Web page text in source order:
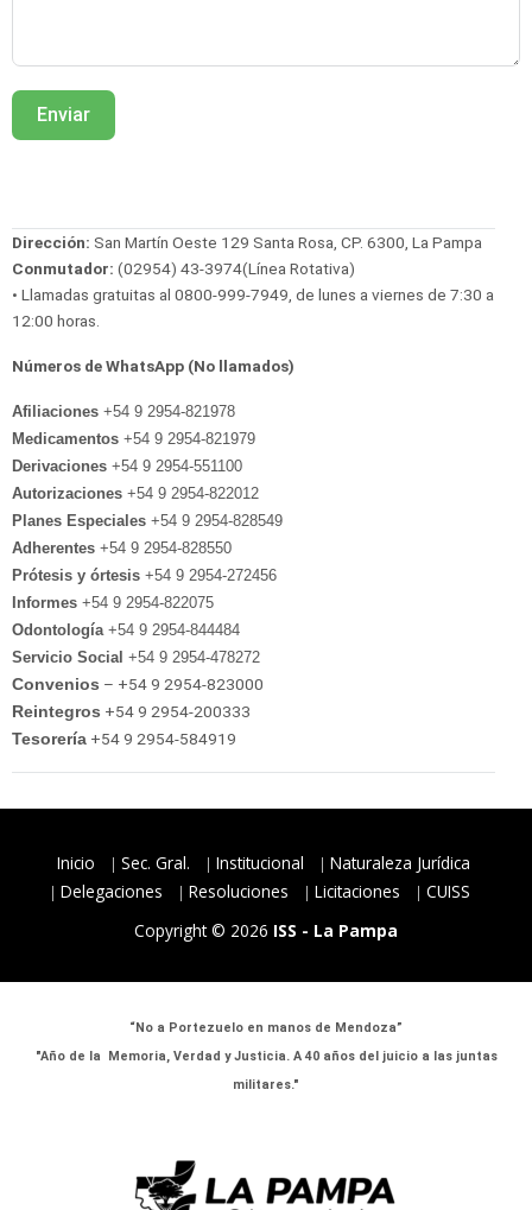
Enviar
Dirección: San Martín Oeste 129 Santa Rosa, CP. 6300, La Pampa
Conmutador: (02954) 43-3974(Línea Rotativa)
• Llamadas gratuitas al 0800-999-7949, de lunes a viernes de 7:30 a
12:00 horas.
Números de WhatsApp (No llamados)
Afiliaciones +54 9 2954-821978
Medicamentos +54 9 2954-821979
Derivaciones +54 9 2954-551100
Autorizaciones +54 9 2954-822012
Planes Especiales +54 9 2954-828549
Adherentes +54 9 2954-828550
Prótesis y órtesis +54 9 2954-272456
Informes +54 9 2954-822075
Odontología +54 9 2954-844484
Servicio Social +54 9 2954-478272
Convenios – +54 9 2954-823000
Reintegros +54 9 2954-200333
Tesorería +54 9 2954-584919
Inicio Sec. Gral. Institucional
Naturaleza Jurídica
Delegaciones
Resoluciones Licitaciones
CUISS
Copyright © 2026 ISS - La Pampa
“No a Portezuelo en manos de Mendoza”
"Año de la Memoria, Verdad y Justicia. A 40 años del juicio a las juntas
militares."